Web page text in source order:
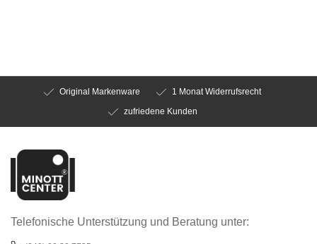
Original Markenware
1 Monat Widerrufsrecht
zufriedene Kunden
Telefonische Unterstützung und Beratung unter: